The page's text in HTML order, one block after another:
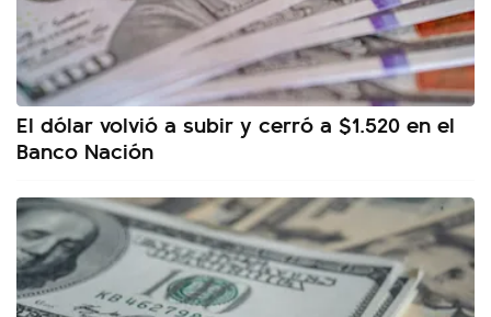
El dólar volvió a subir y cerró a $1.520 en el
Banco Nación